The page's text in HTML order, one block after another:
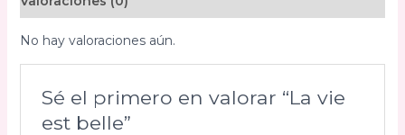
No hay valoraciones aún.
Sé el primero en valorar “La vie
est belle”